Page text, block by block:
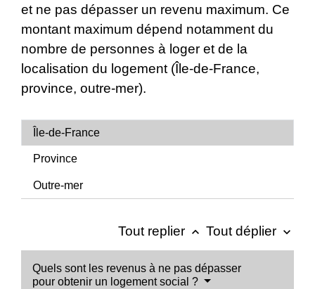
et ne pas dépasser un revenu maximum. Ce
montant maximum dépend notamment du
nombre de personnes à loger et de la
localisation du logement (Île-de-France,
province, outre-mer).
Île-de-France
Province
Outre-mer
Tout replier keyboard_arrow_up Tout déplier keyboard_arrow_down
Quels sont les revenus à ne pas dépasser
pour obtenir un logement social ?